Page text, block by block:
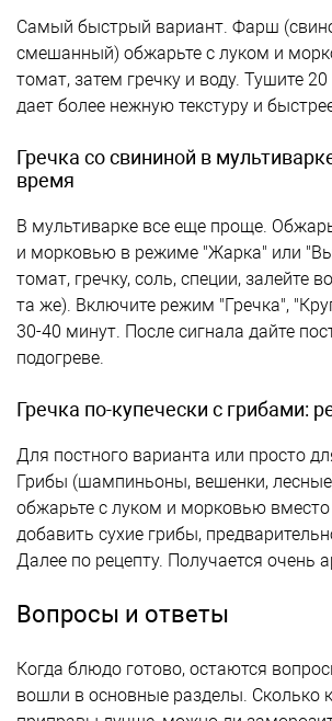
Самый быстрый вариант. Фарш
смешанный) обжарьте с луком и
томат, затем гречку и воду. Тушите
дает более нежную текстуру и
Гречка со свининой в
время
В мультиварке все еще проще.
и морковью в режиме "Жарка" или
томат, гречку, соль, специи, залейте
та же). Включите режим "Гречка",
30-40 минут. После сигнала дайте
подогреве.
Гречка по-купечески с грибами:
Для постного варианта или просто
Грибы (шампиньоны, вешенки,
обжарьте с луком и морковью
добавить сухие грибы,
Далее по рецепту. Получается очень
Вопросы и ответы
Когда блюдо готово, остаются
вошли в основные разделы. Сколько